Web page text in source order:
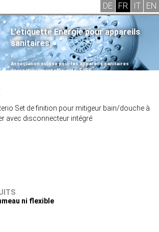
L'étiquette Energie pour appareils
sanitaires
.
Association suisse pour les appareils sanitaires
énergétiquement efficients, SVES
Set de finition pour mitigeur bain/douche à
avec disconnecteur intégré
ni flexible